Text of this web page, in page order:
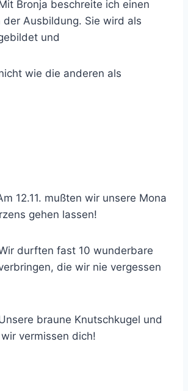
beschreite ich einen
der Ausbildung. Sie wird als
und
die anderen als
12.11. mußten wir unsere Mona
gehen lassen!
fast 10 wunderbare
die wir nie vergessen
Knutschkugel und
vermissen dich!